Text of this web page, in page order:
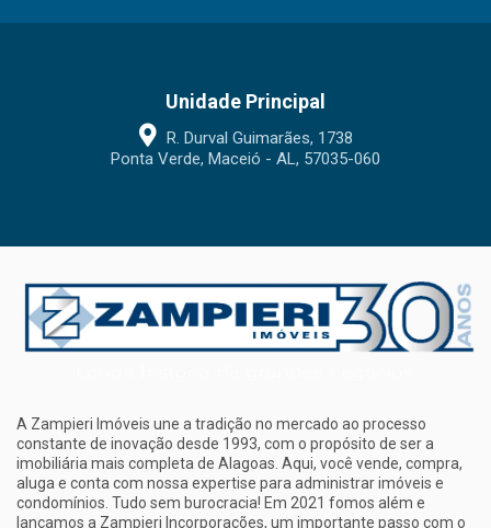
Unidade Principal
R. Durval Guimarães, 1738
Ponta Verde, Maceió - AL, 57035-060
A Zampieri Imóveis une a tradição no mercado ao processo
constante de inovação desde 1993, com o propósito de ser a
imobiliária mais completa de Alagoas. Aqui, você vende, compra,
aluga e conta com nossa expertise para administrar imóveis e
condomínios. Tudo sem burocracia! Em 2021 fomos além e
lançamos a Zampieri Incorporações, um importante passo com o